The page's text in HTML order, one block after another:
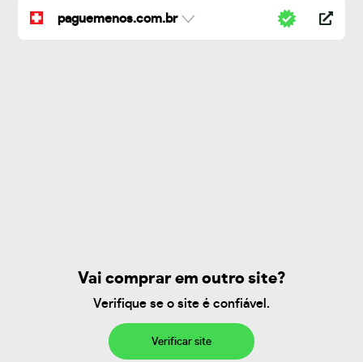
paguemenos.com.br
Vai comprar em outro site?
Verifique se o site é confiável.
Verificar site